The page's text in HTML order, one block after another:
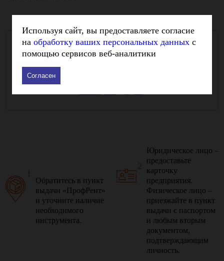
Как арендовать инструмент в Самаре:
ПЯТЬ
Обратитесь в пункт
выдачи «ПрофРент»
и уточните наличие
необходимого
инструмента.
Юридическое лицо –
предоставьте
карточку
предприятия.
Физическое лицо –
приезжайте в пункт
выдачи с паспортом
и любым вторым
документом,
подтверждающим
личность.
Используя сайт, вы предоставляете согласие
на обработку ваших персональных данных с
помощью сервисов веб-аналитики
Согласен